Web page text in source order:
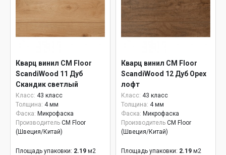
Кварц винил CM Floor
ScandiWood 11 Дуб
Скандик светлый
Класс: 43 класс
Толщина: 4 мм
Фаска: Микрофаска
Производитель CM Floor
(Швеция/Китай)
Площадь упаковки: 2.19 м2
Кварц винил CM Floor
ScandiWood 12 Дуб Орех
лофт
Класс: 43 класс
Толщина: 4 мм
Фаска: Микрофаска
Производитель CM Floor
(Швеция/Китай)
Площадь упаковки: 2.19 м2